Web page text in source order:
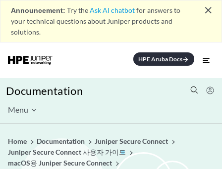
Announcement: Try theAsk AI chatbotfor answers to
your technical questions about Juniper products and
solutions.
close
HPE Aruba Docsarrow_forward
Documentation
Menu
Home Documentation
Juniper Secure Connect
Juniper Secure Connect 사용자 가이드
macOS용 Juniper Secure Connect